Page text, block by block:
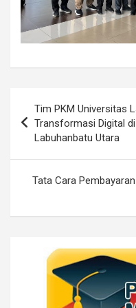
navigation
Tim PKM Universitas
Transformasi Digital
Labuhanbatu Utara
Tata Cara